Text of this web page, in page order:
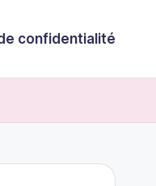
confidentialité